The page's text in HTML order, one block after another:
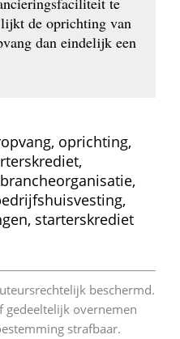
de oprichting van
dan eindelijk een
oprichting,
starterskrediet
beschermd.
gedeeltelijk overnemen
strafbaar.